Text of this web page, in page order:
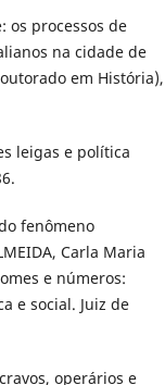
os processos de
na cidade de
em História),
leigas e política
fenômeno
Carla Maria
e números:
e social. Juiz de
operários e